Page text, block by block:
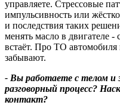
управляете. Стрессовые
импульсивность или
и последствия таких
менять масло в двигателе
встаёт. Про ТО автомобиля
забывают.
- Вы работаете с телом и
разговорный процесс?
контакт?